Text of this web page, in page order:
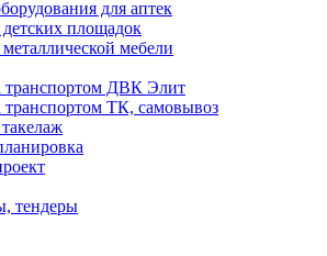
для аптек
площадок
мебели
транспортом ДВК Элит
транспортом ТК, самовывоз
тендеры